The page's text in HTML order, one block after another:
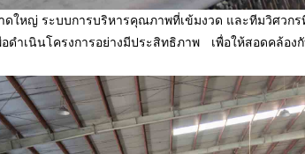
ใหญ่ ระบบการบริหารคุณภาพที่เข้มงวด และทีมวิศวกร
ดำเนินโครงการอย่างมีประสิทธิภาพ เพื่อให้สอดคล้อง